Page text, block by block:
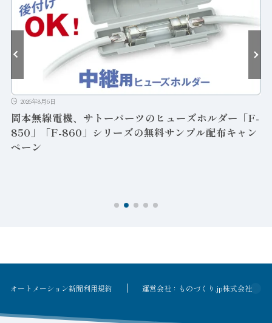
2026年8月6日
岡本無線電機、サトーパーツのヒューズホルダー「F-
850」「F-860」シリーズの無料サンプル配布キャン
ペーン
オートメーション新聞利用規約 運営会社：ものづくり.jp株式会社